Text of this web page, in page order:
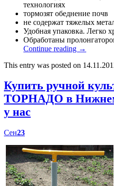
технологиях
тормозят обеднение почв
не содержат тяжелых
Удобная упаковка. Легко
Обработаны
Continue reading →
This entry was posted on
Купить ручной
ТОРНАДО в Нижнем
у нас
Сен23